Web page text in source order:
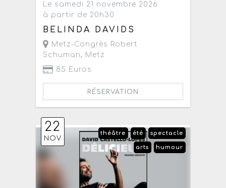
Le samedi 21 novembre 2026
à partir de 20h30
BELINDA DAVIDS
Metz-Congrès Robert
Schuman, Metz
85 Euros
RÉSERVATION
22
NOV
spectacle
été
théâtre
humour
arts